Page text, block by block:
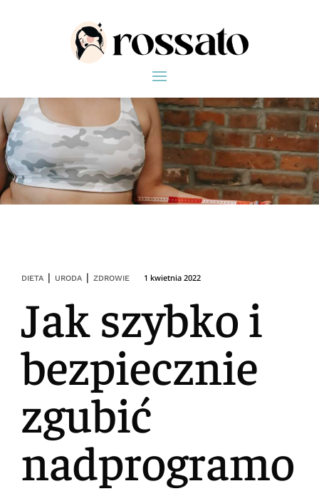
DIETA | URODA | ZDROWIE 1 kwietnia 2022
Jak szybko i
bezpiecznie
zgubić
nadprogramo